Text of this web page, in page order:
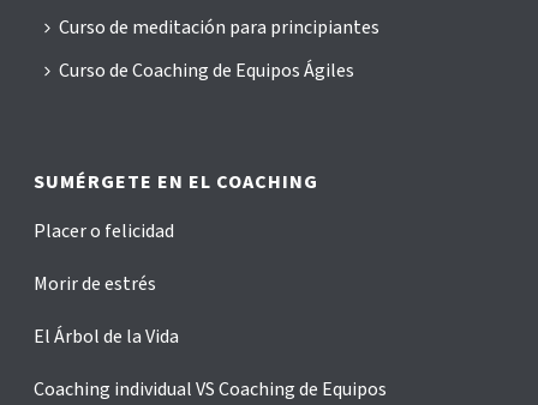
Curso de meditación para principiantes
Curso de Coaching de Equipos Ágiles
SUMÉRGETE EN EL COACHING
Placer o felicidad
Morir de estrés
El Árbol de la Vida
Coaching individual VS Coaching de Equipos